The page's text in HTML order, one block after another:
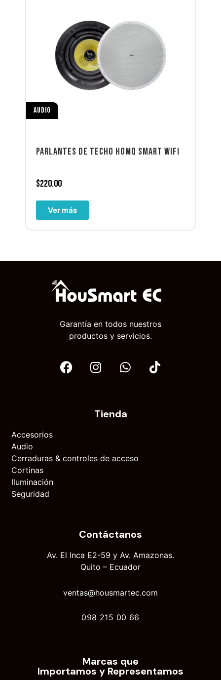
AUDIO
PARLANTES DE TECHO HOMQ SMART WIFI
$220.00
Ver más
Garantía en todos nuestros
productos y servicios.
Tienda
Accesorios
Audio
Cerraduras & controles de acceso
Cortinas
Iluminación
Seguridad
Contáctanos
Av. El Inca E2-59 y Av. Amazonas.
Quito – Ecuador
ventas@housmartec.com
098 215 00 66
Marcas que
Importamos y Representamos